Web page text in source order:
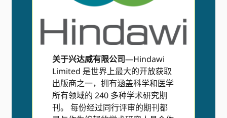
关于兴达威有限公司—Hindawi
Limited 是世界上最大的开放获取
出版商之一，拥有涵盖科学和医学
所有领域的 240 多种学术研究期
刊。 每份经过同行评审的期刊都